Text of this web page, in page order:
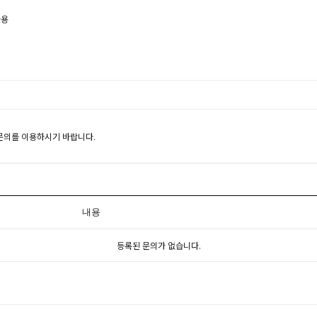
를 이용하시기 바랍니다.
내용
등록된 문의가 없습니다.